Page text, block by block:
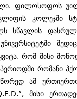
ფილოსოფოს
კოლეჯში
სწავლის
რომ მისი
რომანი
ამ
მისი